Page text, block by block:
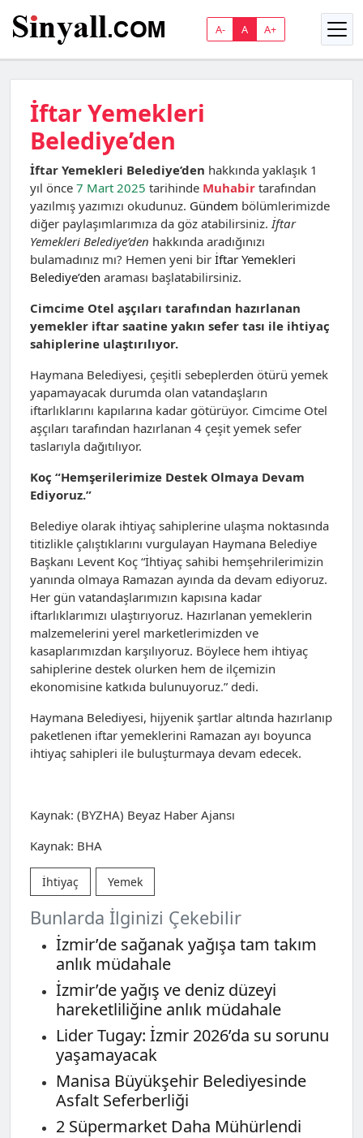
A- A A+
İftar Yemekleri
Belediye’den
İftar Yemekleri Belediye’den hakkında yaklaşık 1
yıl önce 7 Mart 2025 tarihinde Muhabir tarafından
yazılmış yazımızı okudunuz. Gündem bölümlerimizde
diğer paylaşımlarımıza da göz atabilirsiniz.İftar
Yemekleri Belediye’den hakkında aradığınızı
bulamadınız mı? Hemen yeni bir İftar Yemekleri
Belediye’den araması başlatabilirsiniz.
Cimcime Otel aşçıları tarafından hazırlanan
yemekler iftar saatine yakın sefer tası ile ihtiyaç
sahiplerine ulaştırılıyor.
Haymana Belediyesi, çeşitli sebeplerden ötürü yemek
yapamayacak durumda olan vatandaşların
iftarlıklarını kapılarına kadar götürüyor. Cimcime Otel
aşçıları tarafından hazırlanan 4 çeşit yemek sefer
taslarıyla dağıtılıyor.
Koç “Hemşerilerimize Destek Olmaya Devam
Ediyoruz.”
Belediye olarak ihtiyaç sahiplerine ulaşma noktasında
titizlikle çalıştıklarını vurgulayan Haymana Belediye
Başkanı Levent Koç “İhtiyaç sahibi hemşehrilerimizin
yanında olmaya Ramazan ayında da devam ediyoruz.
Her gün vatandaşlarımızın kapısına kadar
iftarlıklarımızı ulaştırıyoruz. Hazırlanan yemeklerin
malzemelerini yerel marketlerimizden ve
kasaplarımızdan karşılıyoruz. Böylece hem ihtiyaç
sahiplerine destek olurken hem de ilçemizin
ekonomisine katkıda bulunuyoruz.” dedi.
Haymana Belediyesi, hijyenik şartlar altında hazırlanıp
paketlenen iftar yemeklerini Ramazan ayı boyunca
ihtiyaç sahipleri ile buluşturmaya devam edecek.
Kaynak: (BYZHA) Beyaz Haber Ajansı
Kaynak: BHA
İhtiyaç Yemek
Bunlarda İlginizi Çekebilir
İzmir’de sağanak yağışa tam takım
anlık müdahale
İzmir’de yağış ve deniz düzeyi
hareketliliğine anlık müdahale
Lider Tugay: İzmir 2026’da su sorunu
yaşamayacak
Manisa Büyükşehir Belediyesinde
Asfalt Seferberliği
2 Süpermarket Daha Mühürlendi